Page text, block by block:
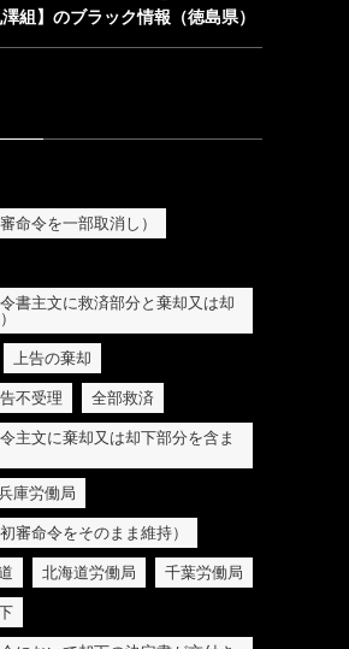
澤組】のブラック情報（徳島県）
命令を一部取消し）
書主文に救済部分と棄却又は却
上告の棄却
不受理 全部救済
主文に棄却又は却下部分を含ま
庫労働局
審命令をそのまま維持）
北海道労働局 千葉労働局